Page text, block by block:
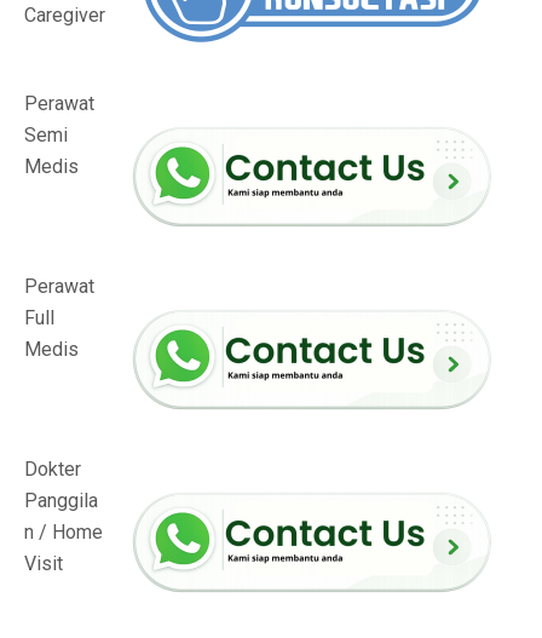
Caregiver
Perawat
Semi
Medis
Perawat
Full
Medis
Dokter
Panggila
n / Home
Visit